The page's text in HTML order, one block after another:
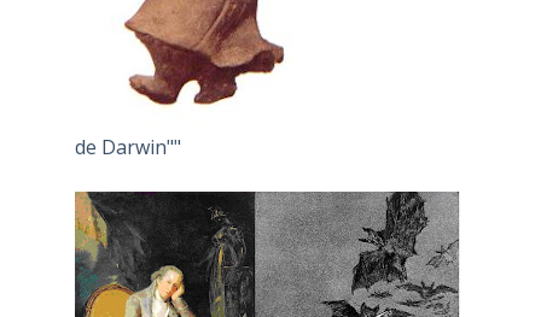
de Darwin""